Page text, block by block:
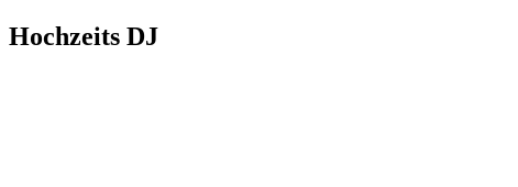
Hochzeits DJ